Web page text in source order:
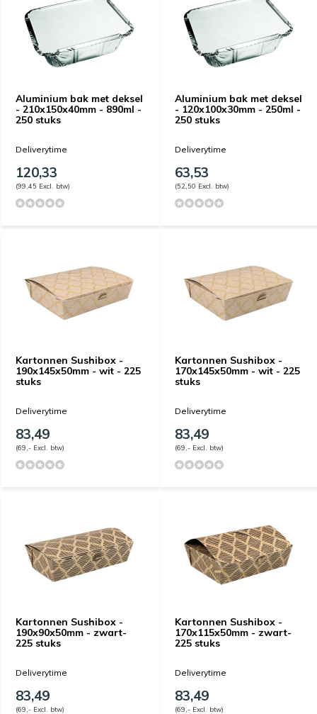
Aluminium bak met deksel
- 210x150x40mm - 890ml -
250 stuks
Deliverytime
120,33
(99,45 Excl. btw)
Aluminium bak met deksel
- 120x100x30mm - 250ml -
250 stuks
Deliverytime
63,53
(52,50 Excl. btw)
Kartonnen Sushibox -
190x145x50mm - wit - 225
stuks
Deliverytime
83,49
(69,- Excl. btw)
Kartonnen Sushibox -
170x145x50mm - wit - 225
stuks
Deliverytime
83,49
(69,- Excl. btw)
Kartonnen Sushibox -
190x90x50mm - zwart-
225 stuks
Deliverytime
83,49
(69,- Excl. btw)
Kartonnen Sushibox -
170x115x50mm - zwart-
225 stuks
Deliverytime
83,49
(69,- Excl. btw)